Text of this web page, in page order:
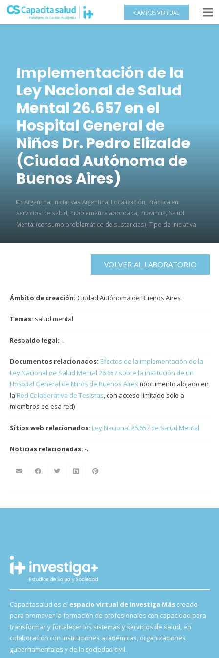
CAMPUS VIRTUAL
Implementación de la
Ley Nacional de Salud
Mental 26.657 en el
Hospital General de
Niños Dr. Pedro Elizalde
(Ciudad Autónoma de
Buenos Aires)
Argentina Iniciativas Argentina Localización Práctica en
servicios de salud Problemática abordada Provincia Salud
Mental (consumo problemático de sustancias) Tipo de iniciativa
VOLVER AL LABORATORIO
Ámbito de creación: Ciudad Autónoma de Buenos Aires
Temas: salud mental
Respaldo legal: -.
Documentos relacionados: Efectos de la implementación de la
Ley Nacional de Salud Mental 26.657 sobre la institución de un
Hospital General de Niños de Buenos Aires (documento alojado en
la Red Colaborativa de Tesistas, con acceso limitado sólo a
miembros de esa red)
Sitios web relacionados: Ley Nacional 26.657 de Salud Mental
Noticias relacionadas: -.
Capacitasalud es el espacio virtual de Investiga Máscreado
para promover la formación de profesionales con capacidad para
transformar y fortalecer los sistemas y servicios de salud, en
colaboración con instituciones académicas, organizaciones
gubernamentales y de la sociedad civil.